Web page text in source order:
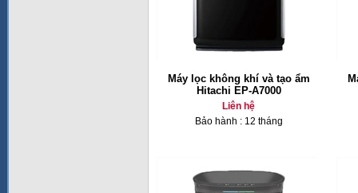
Máy lọc không khí và tạo ẩm
Hitachi EP-A7000
Liên hệ
Bảo hành : 12 tháng